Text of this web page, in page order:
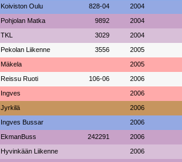
Koiviston Oulu 828-04 2004
Pohjolan Matka 9892 2004
TKL 3029 2004
Pekolan Liikenne 3556 2005
Mäkela 2005
Reissu Ruoti 106-06 2006
Ingves 2006
Jyrkilä 2006
Ingves Bussar 2006
EkmanBuss 242291 2006
Hyvinkään Liikenne 2006